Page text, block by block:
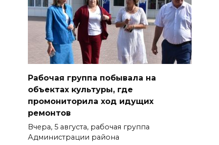
Рабочая группа побывала на
объектах культуры, где
промониторила ход идущих
ремонтов
Вчера, 5 августа, рабочая группа
Администрации района